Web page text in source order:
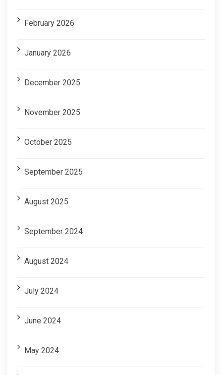
February 2026
January 2026
December 2025
November 2025
October 2025
September 2025
August 2025
September 2024
August 2024
July 2024
June 2024
May 2024